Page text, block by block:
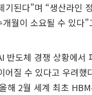
기된다”며 “생산라인
월이 소요될 수 있다”
반도체 경쟁 상황에서
어질 수 있다고 우려했
해 2월 세계 최초